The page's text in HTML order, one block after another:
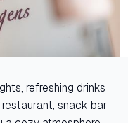
refreshing drinks
snack bar